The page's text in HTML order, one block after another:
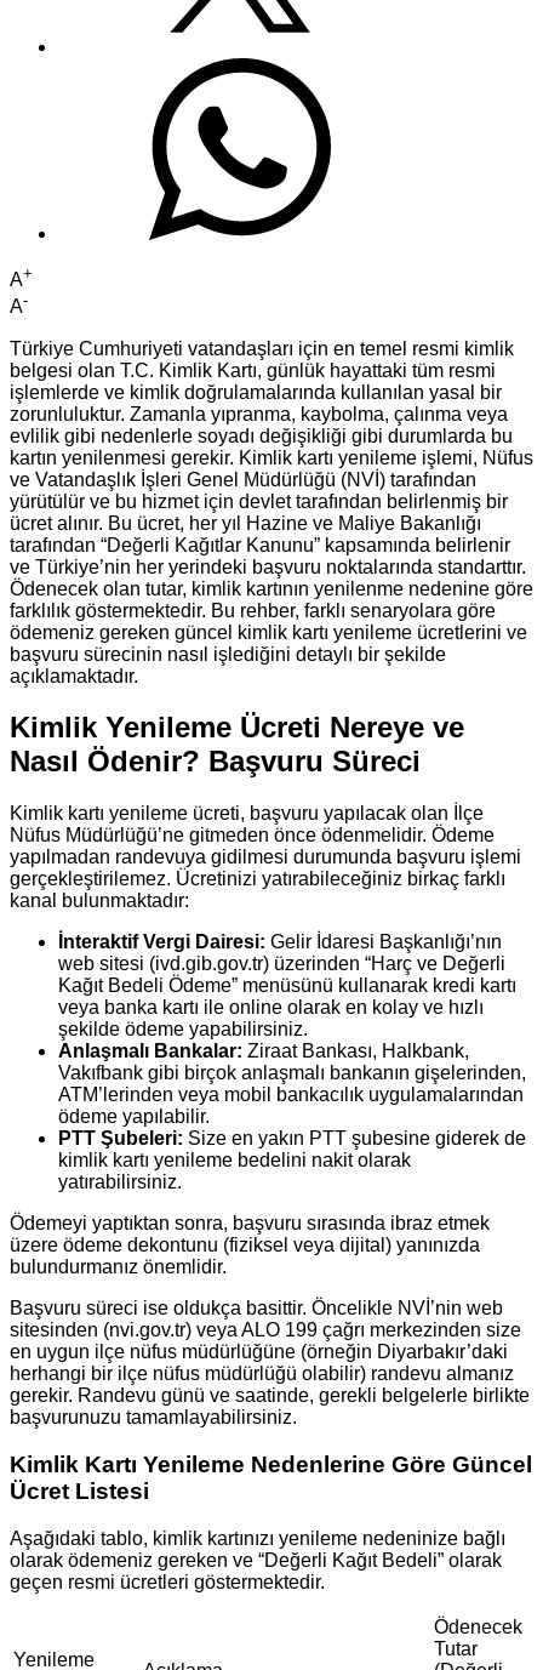
A+
A-
Türkiye Cumhuriyeti vatandaşları için en temel resmi kimlik
belgesi olan T.C. Kimlik Kartı, günlük hayattaki tüm resmi
işlemlerde ve kimlik doğrulamalarında kullanılan yasal bir
zorunluluktur. Zamanla yıpranma, kaybolma, çalınma veya
evlilik gibi nedenlerle soyadı değişikliği gibi durumlarda bu
kartın yenilenmesi gerekir. Kimlik kartı yenileme işlemi, Nüfus
ve Vatandaşlık İşleri Genel Müdürlüğü (NVİ) tarafından
yürütülür ve bu hizmet için devlet tarafından belirlenmiş bir
ücret alınır. Bu ücret, her yıl Hazine ve Maliye Bakanlığı
tarafından “Değerli Kağıtlar Kanunu” kapsamında belirlenir
ve Türkiye’nin her yerindeki başvuru noktalarında standarttır.
Ödenecek olan tutar, kimlik kartının yenilenme nedenine göre
farklılık göstermektedir. Bu rehber, farklı senaryolara göre
ödemeniz gereken güncel kimlik kartı yenileme ücretlerini ve
başvuru sürecinin nasıl işlediğini detaylı bir şekilde
açıklamaktadır.
Kimlik Yenileme Ücreti Nereye ve
Nasıl Ödenir? Başvuru Süreci
Kimlik kartı yenileme ücreti, başvuru yapılacak olan İlçe
Nüfus Müdürlüğü’ne gitmeden önce ödenmelidir. Ödeme
yapılmadan randevuya gidilmesi durumunda başvuru işlemi
gerçekleştirilemez. Ücretinizi yatırabileceğiniz birkaç farklı
kanal bulunmaktadır:
İnteraktif Vergi Dairesi: Gelir İdaresi Başkanlığı’nın
web sitesi (ivd.gib.gov.tr) üzerinden “Harç ve Değerli
Kağıt Bedeli Ödeme” menüsünü kullanarak kredi kartı
veya banka kartı ile online olarak en kolay ve hızlı
şekilde ödeme yapabilirsiniz.
Anlaşmalı Bankalar: Ziraat Bankası, Halkbank,
Vakıfbank gibi birçok anlaşmalı bankanın gişelerinden,
ATM’lerinden veya mobil bankacılık uygulamalarından
ödeme yapılabilir.
PTT Şubeleri: Size en yakın PTT şubesine giderek de
kimlik kartı yenileme bedelini nakit olarak
yatırabilirsiniz.
Ödemeyi yaptıktan sonra, başvuru sırasında ibraz etmek
üzere ödeme dekontunu (fiziksel veya dijital) yanınızda
bulundurmanız önemlidir.
Başvuru süreci ise oldukça basittir. Öncelikle NVİ’nin web
sitesinden (nvi.gov.tr) veya ALO 199 çağrı merkezinden size
en uygun ilçe nüfus müdürlüğüne (örneğin Diyarbakır’daki
herhangi bir ilçe nüfus müdürlüğü olabilir) randevu almanız
gerekir. Randevu günü ve saatinde, gerekli belgelerle birlikte
başvurunuzu tamamlayabilirsiniz.
Kimlik Kartı Yenileme Nedenlerine Göre Güncel
Ücret Listesi
Aşağıdaki tablo, kimlik kartınızı yenileme nedeninize bağlı
olarak ödemeniz gereken ve “Değerli Kağıt Bedeli” olarak
geçen resmi ücretleri göstermektedir.
Yenileme
Ödenecek
Tutar